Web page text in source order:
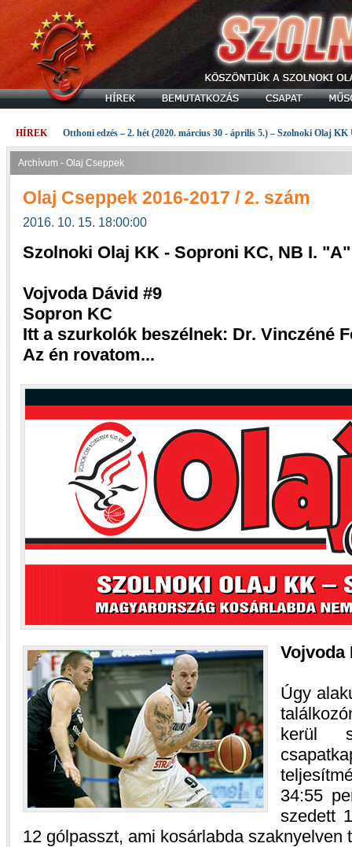
HÍREK Otthoni edzés – 2. hét (2020. március 30 - április 5.) – Szolnoki Olaj KK
Archívum - Olaj Cseppek
Olaj Cseppek 2016-2017 / 2. szám
2016. 10. 15. 18:00:00
Szolnoki Olaj KK - Soproni KC, NB I.
Vojvoda Dávid #9
Sopron KC
Itt a szurkolók beszélnek: Dr. Vinczéné
Az én rovatom...
Vojvoda
Úgy
kerül
34:55
szedett
12 gólpasszt, ami kosárlabda szaknyelven